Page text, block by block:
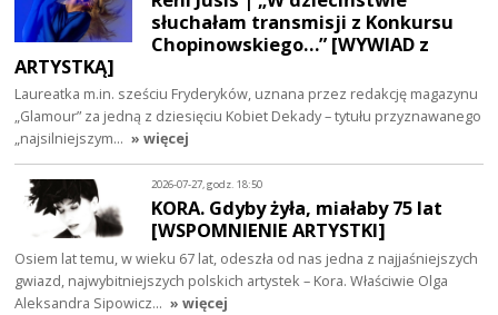
słuchałam transmisji z Konkursu
Chopinowskiego…” [WYWIAD z
ARTYSTKĄ]
Laureatka m.in. sześciu Fryderyków, uznana przez redakcję magazynu
„Glamour” za jedną z dziesięciu Kobiet Dekady – tytułu przyznawanego
„najsilniejszym… » więcej
2026-07-27, godz. 18:50
KORA. Gdyby żyła, miałaby 75 lat
[WSPOMNIENIE ARTYSTKI]
Osiem lat temu, w wieku 67 lat, odeszła od nas jedna z najjaśniejszych
gwiazd, najwybitniejszych polskich artystek – Kora. Właściwie Olga
Aleksandra Sipowicz… » więcej